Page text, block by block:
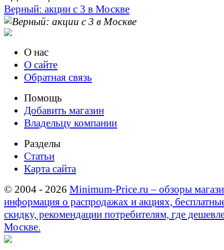
Верный: акции с 3 в Москве
О нас
О сайте
Обратная связь
Помощь
Добавить магазин
Владельцу компании
Разделы
Статьи
Карта сайта
© 2004 - 2026 Minimum-Price.ru – обзоры
информация о распродажах и акциях,
скидку, рекомендации потребителям, где
Москве.